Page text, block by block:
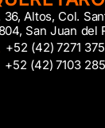
36, Altos, Col.
San Juan del
+52 (42) 7271
+52 (42) 7103